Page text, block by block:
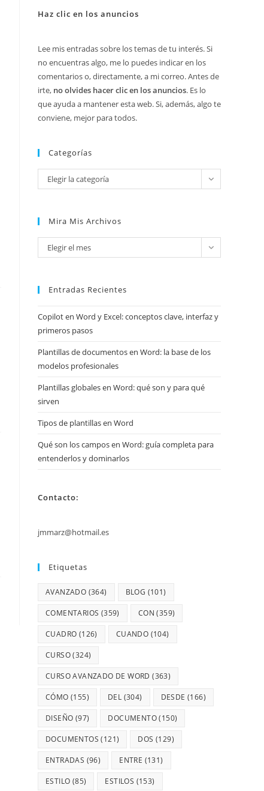
Haz clic en los anuncios
Lee mis entradas sobre los temas de tu interés. Si
no encuentras algo, me lo puedes indicar en los
comentarios o, directamente, a mi correo. Antes de
irte, no olvides hacer clic en los anuncios. Es lo
que ayuda a mantener esta web. Si, además, algo te
conviene, mejor para todos.
Categorías
Categorías
Elegir la categoría
Mira Mis Archivos
Mira
mis
Elegir el mes
Entradas Recientes
Copilot en Word y Excel: conceptos clave, interfaz y
primeros pasos
Plantillas de documentos en Word: la base de los
modelos profesionales
Plantillas globales en Word: qué son y para qué
sirven
Tipos de plantillas en Word
Qué son los campos en Word: guía completa para
entenderlos y dominarlos
Contacto:
jmmarz@hotmail.es
Etiquetas
AVANZADO (364) BLOG (101)
COMENTARIOS (359) CON (359)
CUADRO (126) CUANDO (104)
CURSO(324)
CURSO AVANZADO DE WORD (363)
CÓMO (155) DEL (304) DESDE (166)
DISEÑO (97) DOCUMENTO(150)
DOCUMENTOS (121) DOS (129)
ENTRADAS (96) ENTRE (131)
ESTILO (85) ESTILOS (153)